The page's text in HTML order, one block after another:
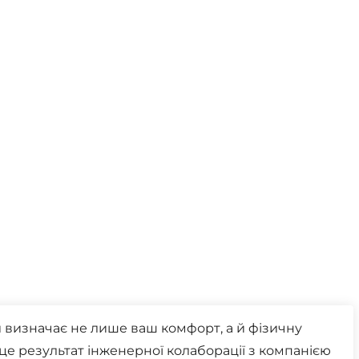
визначає не лише ваш комфорт, а й фізичну
результат інженерної колаборації з компанією